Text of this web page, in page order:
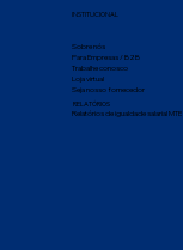
INSTITUCIONAL
Sobre nós
Para Empresas / B2B
Trabalhe conosco
Loja virtual
Seja nosso fornecedor
RELATÓRIOS
Relatórios de igualdade salarial MTE